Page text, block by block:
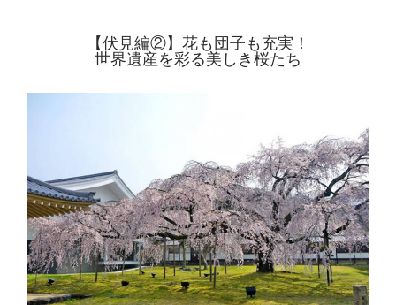
【伏見編②】花も団子も充実！
世界遺産を彩る美しき桜たち